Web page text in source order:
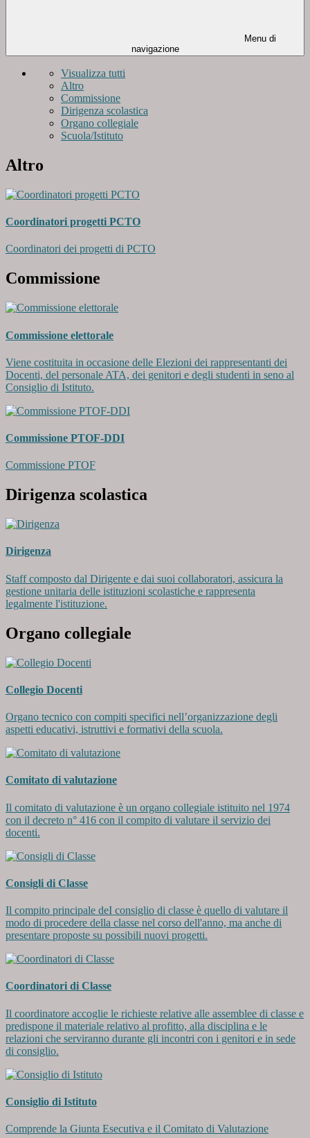
Menu di
navigazione
Visualizza tutti
Altro
Commissione
Dirigenza scolastica
Organo collegiale
Scuola/Istituto
Altro
Coordinatori progetti PCTO
Coordinatori dei progetti di PCTO
Commissione
Commissione elettorale
Viene costituita in occasione delle Elezioni dei rappresentanti dei
Docenti, del personale ATA, dei genitori e degli studenti in seno al
Consiglio di Istituto.
Commissione PTOF-DDI
Commissione PTOF
Dirigenza scolastica
Dirigenza
Staff composto dal Dirigente e dai suoi collaboratori, assicura la
gestione unitaria delle istituzioni scolastiche e rappresenta
legalmente l'istituzione.
Organo collegiale
Collegio Docenti
Organo tecnico con compiti specifici nell’organizzazione degli
aspetti educativi, istruttivi e formativi della scuola.
Comitato di valutazione
Il comitato di valutazione è un organo collegiale istituito nel 1974
con il decreto n° 416 con il compito di valutare il servizio dei
docenti.
Consigli di Classe
Il compito principale deI consiglio di classe è quello di valutare il
modo di procedere della classe nel corso dell'anno, ma anche di
presentare proposte su possibili nuovi progetti.
Coordinatori di Classe
Il coordinatore accoglie le richieste relative alle assemblee di classe e
predispone il materiale relativo al profitto, alla disciplina e le
relazioni che serviranno durante gli incontri con i genitori e in sede
di consiglio.
Consiglio di Istituto
Comprende la Giunta Esecutiva e il Comitato di Valutazione